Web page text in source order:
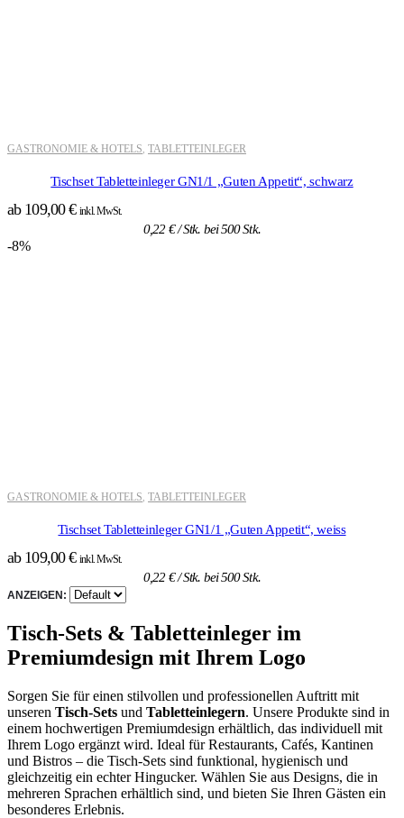
GASTRONOMIE & HOTELS TABLETTEINLEGER
Tischset Tabletteinleger GN1/1 „Guten Appetit“, schwarz
ab 109,00€ inkl. MwSt.
0,22€/ Stk. bei 500 Stk.
-8%
GASTRONOMIE & HOTELS TABLETTEINLEGER
Tischset Tabletteinleger GN1/1 „Guten Appetit“, weiss
ab 109,00€ inkl. MwSt.
0,22€/ Stk. bei 500 Stk.
ANZEIGEN:
Tisch-Sets & Tabletteinleger im
Premiumdesign mit Ihrem Logo
Sorgen Sie für einen stilvollen und professionellen Auftritt mit
unseren Tisch-Sets und Tabletteinlegern. Unsere Produkte sind in
einem hochwertigen Premiumdesign erhältlich, das individuell mit
Ihrem Logo ergänzt wird. Ideal für Restaurants, Cafés, Kantinen
und Bistros – die Tisch-Sets sind funktional, hygienisch und
gleichzeitig ein echter Hingucker. Wählen Sie aus Designs, die in
mehreren Sprachen erhältlich sind, und bieten Sie Ihren Gästen ein
besonderes Erlebnis.